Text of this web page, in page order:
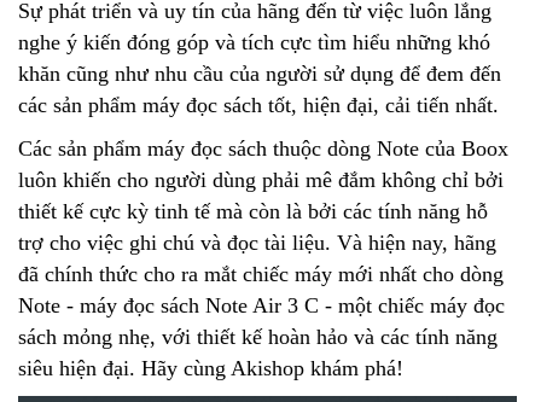
Sự phát triển và uy tín của hãng đến từ việc luôn lắng
nghe ý kiến đóng góp và tích cực tìm hiểu những khó
khăn cũng như nhu cầu của người sử dụng để đem đến
các sản phẩm máy đọc sách tốt, hiện đại, cải tiến nhất.
Các sản phẩm máy đọc sách thuộc dòng Note của Boox
luôn khiến cho người dùng phải mê đắm không chỉ bởi
thiết kế cực kỳ tinh tế mà còn là bởi các tính năng hỗ
trợ cho việc ghi chú và đọc tài liệu. Và hiện nay, hãng
đã chính thức cho ra mắt chiếc máy mới nhất cho dòng
Note - máy đọc sách Note Air 3 C - một chiếc máy đọc
sách mỏng nhẹ, với thiết kế hoàn hảo và các tính năng
siêu hiện đại. Hãy cùng Akishop khám phá!